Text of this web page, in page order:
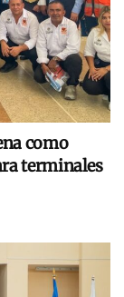
como
terminales